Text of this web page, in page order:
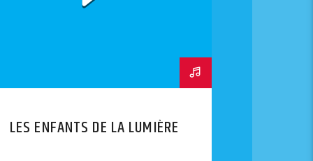
LES ENFANTS DE LA LUMIÈRE